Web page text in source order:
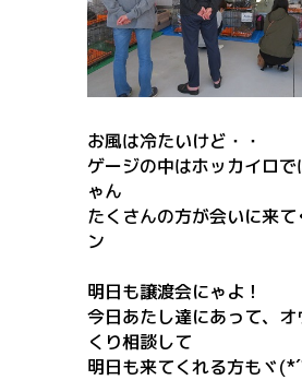
お風は冷たいけど・・
ゲージの中はホッカイロで
ゃん
たくさんの方が会いに来て
ン
明日も譲渡会にゃよ！
今日あたし達にあって、オ
くり相談して
明日も来てくれる方もヾ